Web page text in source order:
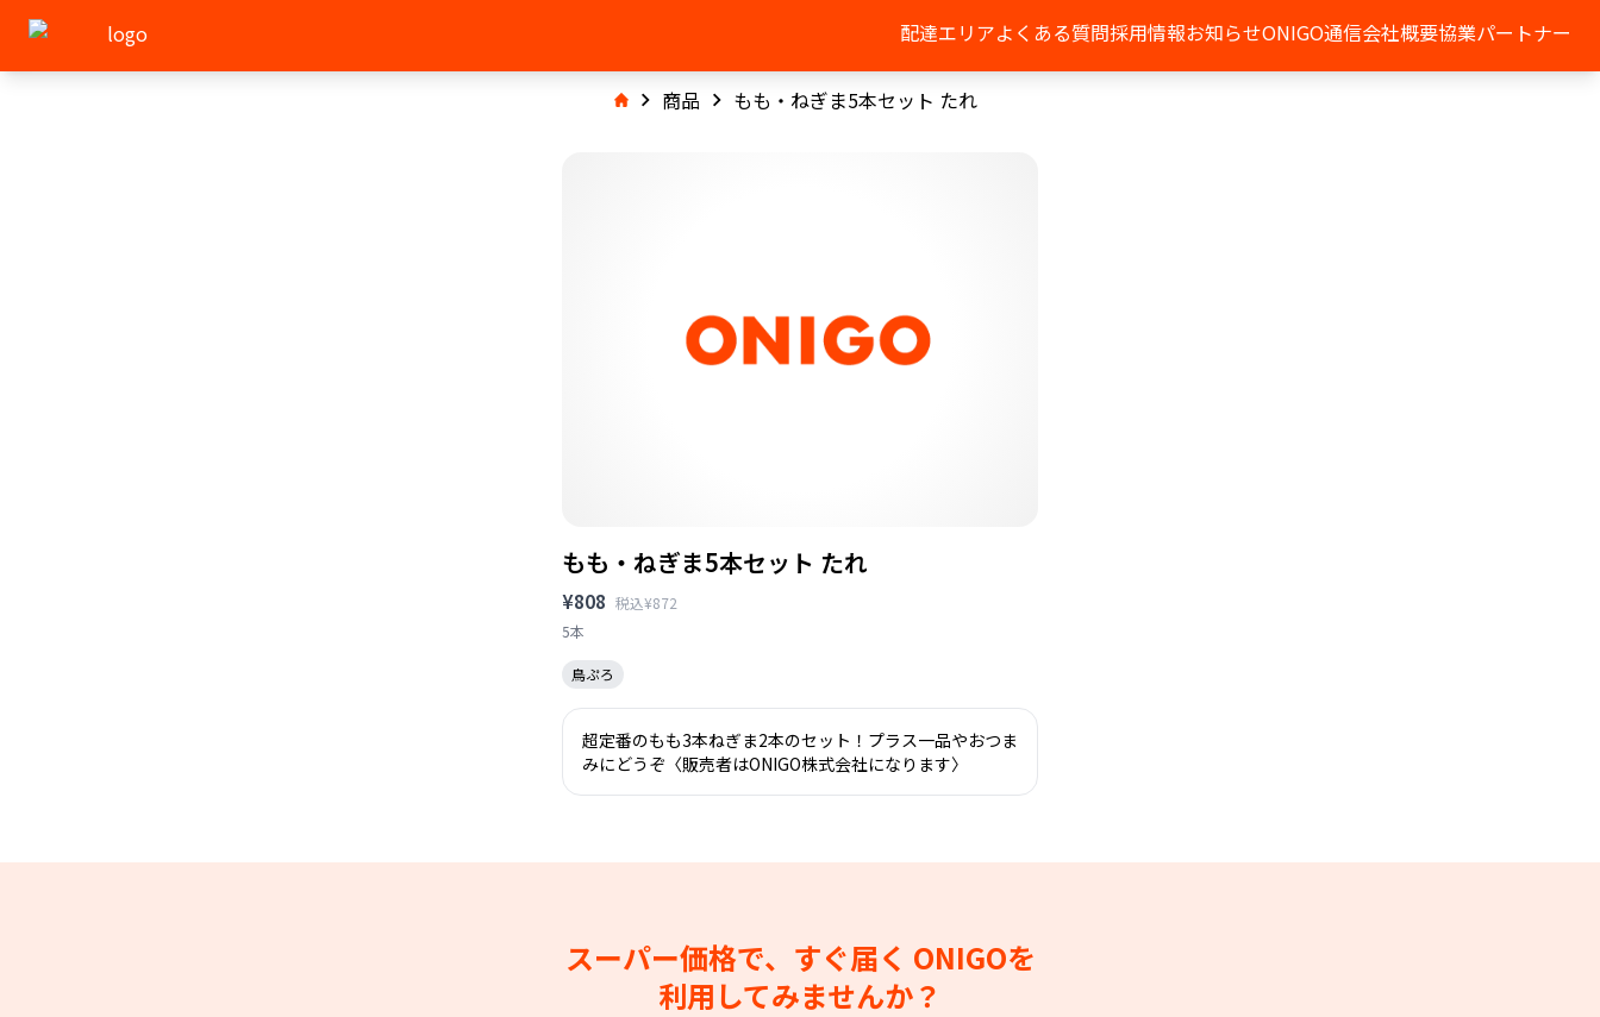
配達エリアよくある質問採用情報お知らせONIGO通信会社概要協業パートナー
商品 もも・ねぎま5本セット たれ
もも・ねぎま5本セット たれ
¥808 税込¥872
5本
鳥ぷろ
超定番のもも3本ねぎま2本のセット！プラス一品やおつま
みにどうぞ〈販売者はONIGO株式会社になります〉
スーパー価格で、すぐ届く ONIGOを
利用してみませんか？